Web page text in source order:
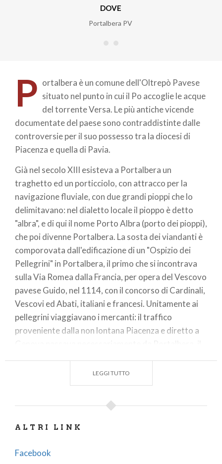
DOVE
Portalbera PV
P ortalbera è un comune dell'Oltrepò Pavese
situato nel punto in cui il Po accoglie le acque
del torrente Versa. Le più antiche vicende
documentate del paese sono contraddistinte dalle
controversie per il suo possesso tra la diocesi di
Piacenza e quella di Pavia.
Già nel secolo XIII esisteva a Portalbera un
traghetto ed un porticciolo, con attracco per la
navigazione fluviale, con due grandi pioppi che lo
delimitavano: nel dialetto locale il pioppo è detto
"albra", e di qui il nome Porto Albra (porto dei pioppi),
che poi divenne Portalbera. La sosta dei viandanti è
comporovata dall'edificazione di un "Ospizio dei
Pellegrini" in Portalbera, il primo che si incontrava
sulla Via Romea dalla Francia, per opera del Vescovo
pavese Guido, nel 1114, con il concorso di Cardinali,
Vescovi ed Abati, italiani e francesi. Unitamente ai
pellegrini viaggiavano i mercanti: il traffico
proveniente dalla non lontana Piacenza e diretto a
Sino ad una settantina di anni fa, il Po lambiva
antico ponte di barche sul fiume. In seguito ad
in piena, e fu poi rifatto, più a valle, a Spessa Po
dove si trova attualmente.
LEGGI TUTTO
ALTRI LINK
Facebook